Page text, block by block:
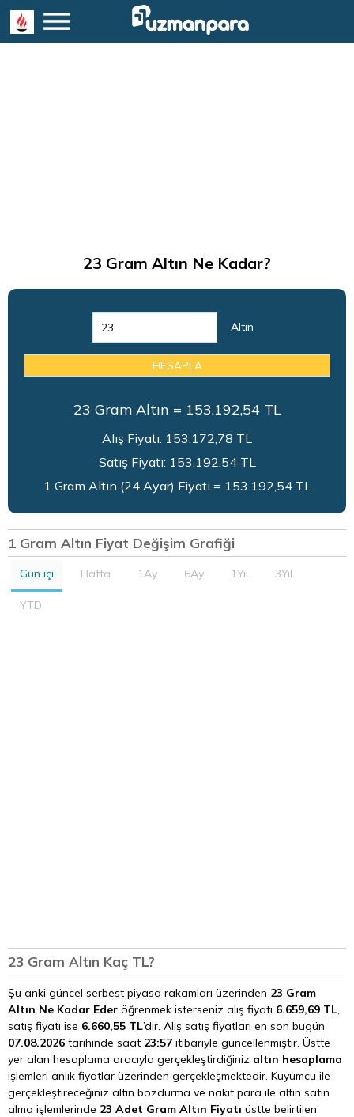
23 Gram Altın Ne Kadar?
Altın
HESAPLA
23 Gram Altın = 153.192,54 TL
Alış Fiyatı: 153.172,78 TL
Satış Fiyatı: 153.192,54 TL
1 Gram Altın (24 Ayar) Fiyatı = 153.192,54 TL
1 Gram Altın Fiyat Değişim Grafiği
Gün içi Hafta 1Ay 6Ay 1Yıl 3Yıl
YTD
23 Gram Altın Kaç TL?
Şu anki güncel serbest piyasa rakamları üzerinden 23 Gram
Altın Ne Kadar Eder öğrenmek isterseniz alış fiyatı 6.659,69 TL,
satış fiyatı ise 6.660,55 TL’dir. Alış satış fiyatları en son bugün
07.08.2026 tarihinde saat 23:57 itibariyle güncellenmiştir. Üstte
yer alan hesaplama aracıyla gerçekleştirdiğiniz altın hesaplama
işlemleri anlık fiyatlar üzerinden gerçekleşmektedir. Kuyumcu ile
gerçekleştireceğiniz altın bozdurma ve nakit para ile altın satın
alma işlemlerinde 23 Adet Gram Altın Fiyatı üstte belirtilen